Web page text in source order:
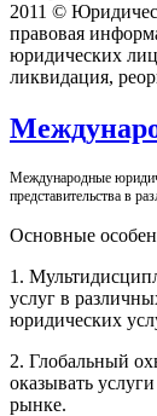
Международные
представительства в
Основные
1.
услуг в
юридических
2. Глобальный
оказывать
рынке.
2011 ©
правовая
юридических
ликвидация,